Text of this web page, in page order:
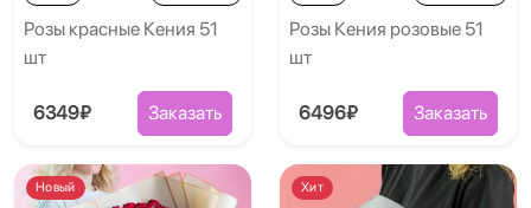
Розы красные Кения 51
шт
6349₽ Заказать
Розы Кения розовые 51
шт
6496₽ Заказать
Новый Хит